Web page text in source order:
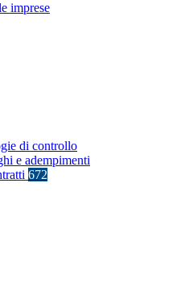
imprese
di controllo
e adempimenti
672